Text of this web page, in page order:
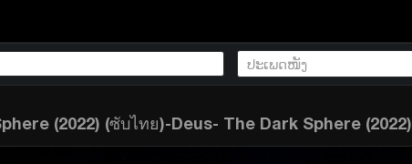
(2022) (ซับไทย)-Deus- The Dark Sphere (2022)